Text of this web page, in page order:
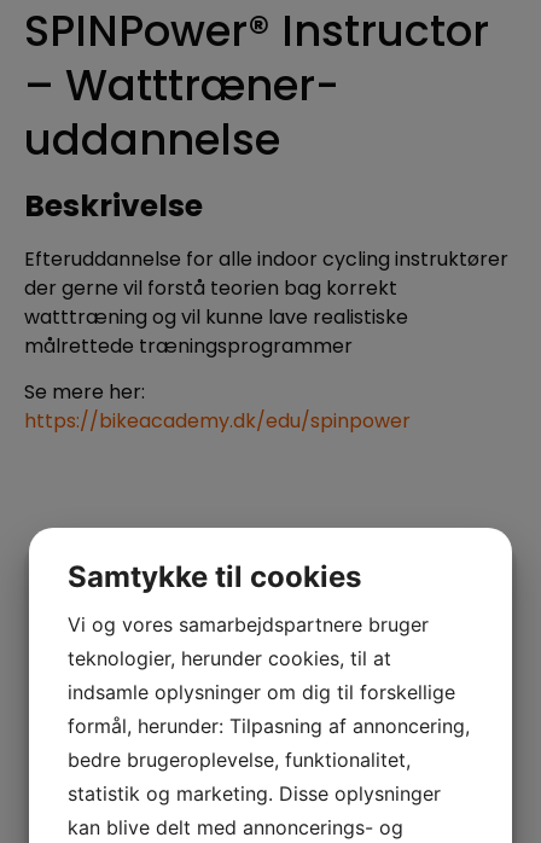
SPINPower® Instructor
– Watttræner-
uddannelse
Beskrivelse
Efteruddannelse for alle indoor cycling instruktører
der gerne vil forstå teorien bag korrekt
watttræning og vil kunne lave realistiske
målrettede træningsprogrammer
Se mere her:
https://bikeacademy.dk/edu/spinpower
Information
01. Feb. 2025
02. Feb. 2025
00:00
15:30
2950 DKK
Bike Academy / Spinning® Denmark
Samtykke til cookies
Vi og vores samarbejdspartnere bruger
teknologier, herunder cookies, til at
indsamle oplysninger om dig til forskellige
formål, herunder: Tilpasning af annoncering,
bedre brugeroplevelse, funktionalitet,
statistik og marketing. Disse oplysninger
kan blive delt med annoncerings- og